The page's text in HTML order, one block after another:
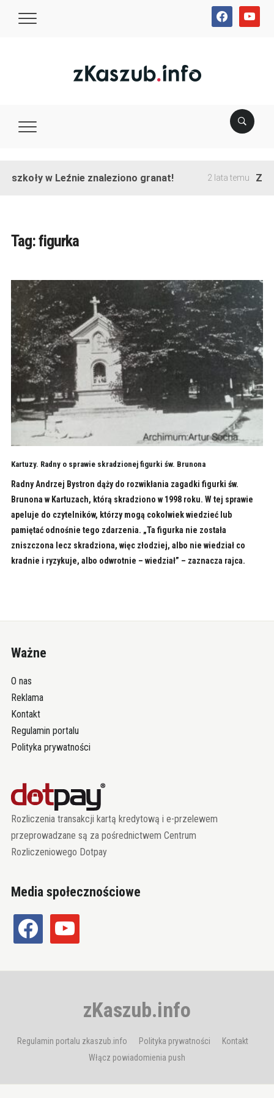
facebookyoutube
szkoły w Leźnie znaleziono granat! 2 lata temu
Tag:figurka
Kartuzy. Radny o sprawie skradzionej figurki św. Brunona
Radny Andrzej Bystron dąży do rozwikłania zagadki figurki św.
Brunona w Kartuzach, którą skradziono w 1998 roku. W tej sprawie
apeluje do czytelników, którzy mogą cokolwiek wiedzieć lub
pamiętać odnośnie tego zdarzenia. „Ta figurka nie została
zniszczona lecz skradziona, więc złodziej, albo nie wiedział co
kradnie i ryzykuje, albo odwrotnie – wiedział” – zaznacza rajca.
Ważne
O nas
Reklama
Kontakt
Regulamin portalu
Polityka prywatności
Rozliczenia transakcji kartą kredytową i e-przelewem
przeprowadzane są za pośrednictwem Centrum
Rozliczeniowego Dotpay
Media społecznościowe
facebook youtube
zKaszub.info
Regulamin portalu zkaszub.info Polityka prywatności
Kontakt
Włącz powiadomienia push